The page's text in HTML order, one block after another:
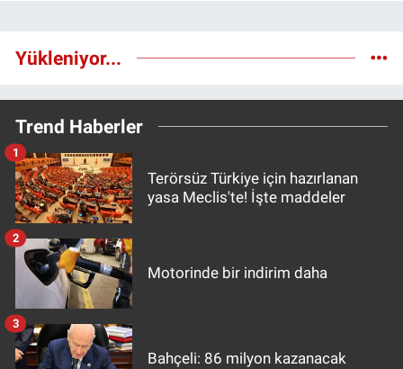
Yükleniyor...
Trend Haberler
Terörsüz Türkiye için hazırlanan
yasa Meclis'te! İşte maddeler
1
Motorinde bir indirim daha
2
Bahçeli: 86 milyon kazanacak
3